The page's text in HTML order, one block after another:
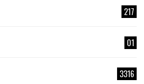
217
01
3316